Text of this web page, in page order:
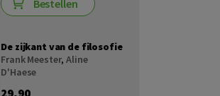
Bestellen
De zijkant van de filosofie
Frank Meester,Aline
D'Haese